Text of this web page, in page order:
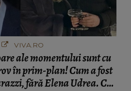
VIVA.RO
ale momentului sunt cu
în prim-plan! Cum a fost
fără Elena Udrea. Cu